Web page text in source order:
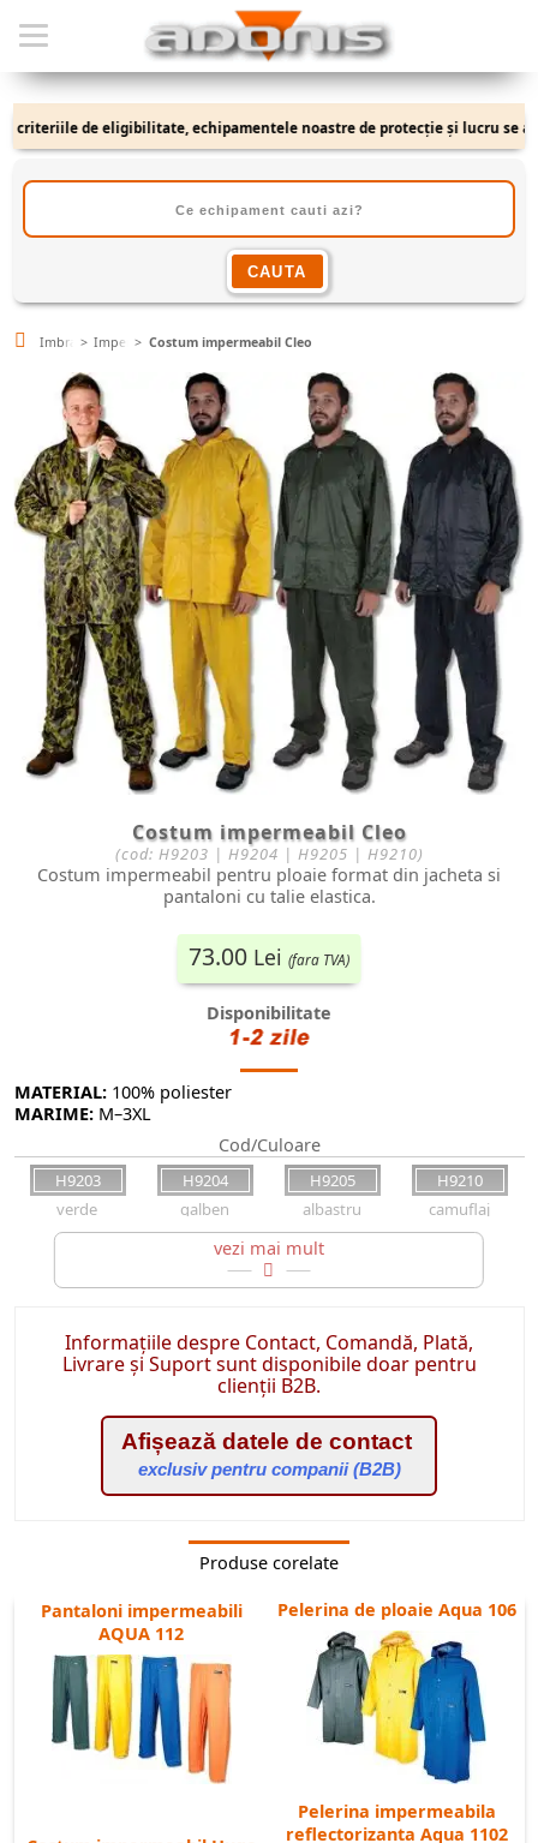
de eligibilitate, echipamentele noastre de protecție și lucru se
ImbracaminteImpermeabileCostum impermeabil Cleo
Costum impermeabil Cleo
(cod: H9203 | H9204 | H9205 | H9210)
Costum impermeabil pentru ploaie format din jacheta si
pantaloni cu talie elastica.
73.00 Lei (fara TVA)
Disponibilitate
MATERIAL:100% poliester
MARIME:M–3XL
Cod/Culoare
H9203 H9204 H9205
H9210
verde
galben albastru camuflaj
cusaturi etansate, grosime material 0.18mm;
pantaloni, talie elastica, terminatii ajustabile;
Informațiile despre Contact, Comandă, Plată,
Livrare și Suport sunt disponibile doar pentru
clienții B2B.
Afișează datele de contact
exclusiv pentru companii (B2B)
Produse corelate
Pantaloni impermeabili
AQUA 112
Pelerina de ploaie Aqua 106
Pelerina impermeabila
reflectorizanta Aqua 1102